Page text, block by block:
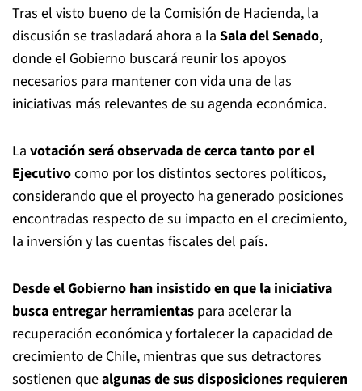
Tras el visto bueno de la Comisión de Hacienda, la
discusión se trasladará ahora a la Sala del Senado,
donde el Gobierno buscará reunir los apoyos
necesarios para mantener con vida una de las
iniciativas más relevantes de su agenda económica.
La votación será observada de cerca tanto por el
Ejecutivocomo por los distintos sectores políticos,
considerando que el proyecto ha generado posiciones
encontradas respecto de su impacto en el crecimiento,
la inversión y las cuentas fiscales del país.
Desde el Gobierno han insistido en que la iniciativa
busca entregar herramientas para acelerar la
recuperación económica y fortalecer la capacidad de
crecimiento de Chile, mientras que sus detractores
sostienen quealgunas de sus disposiciones requieren